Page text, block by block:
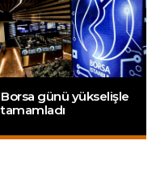
Borsa günü yükselişle
tamamladı